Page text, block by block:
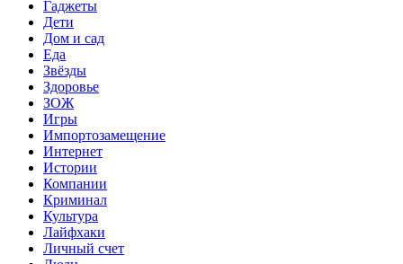
Гаджеты
Дети
Дом и сад
Еда
Звёзды
Здоровье
ЗОЖ
Игры
Импортозамещение
Интернет
Истории
Компании
Криминал
Культура
Лайфхаки
Личный счет